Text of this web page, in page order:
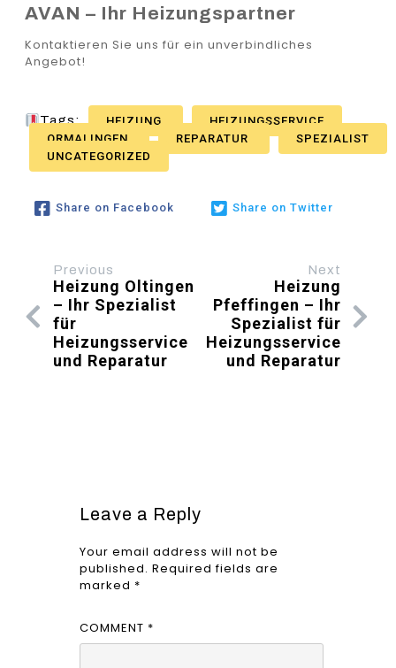
AVAN – Ihr Heizungspartner
Kontaktieren Sie uns für ein unverbindliches
Angebot!
Tags: HEIZUNG
HEIZUNGSSERVICE
ORMALINGEN
REPARATUR
SPEZIALIST
UNCATEGORIZED
Share on Facebook Share on Twitter
Previous
Heizung Oltingen
– Ihr Spezialist
für
Heizungsservice
und Reparatur
Next
Heizung
Pfeffingen – Ihr
Spezialist für
Heizungsservice
und Reparatur
Leave a Reply
Your email address will not be
published. Required fields are
marked *
COMMENT *